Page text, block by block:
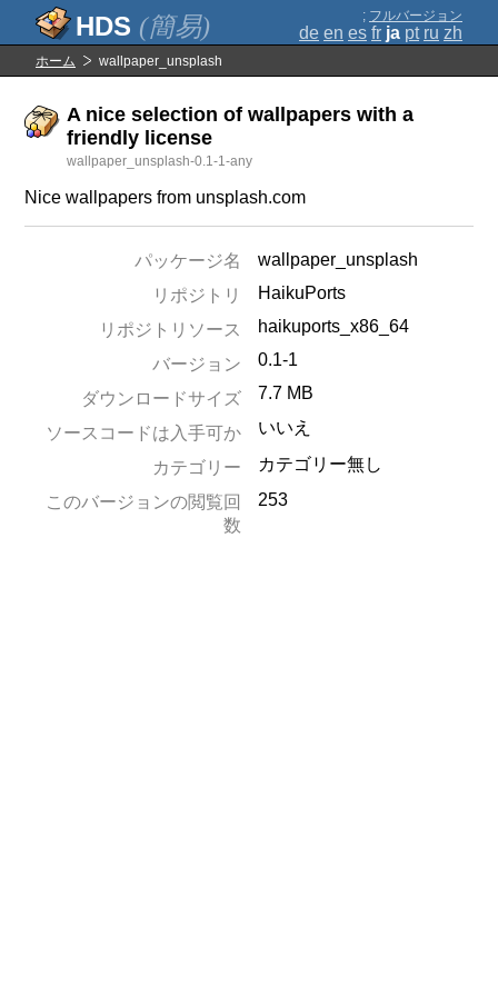
(簡易) ; フルバージョン
de en es fr ja pt ru zh
ホーム wallpaper_unsplash
A nice selection of wallpapers with a
friendly license
wallpaper_unsplash-0.1-1-any
Nice wallpapers from unsplash.com
パッケージ名
wallpaper_unsplash
リポジトリ
HaikuPorts
リポジトリソース
haikuports_x86_64
バージョン
0.1-1
ダウンロードサイズ 7.7 MB
ソースコードは入手可か いいえ
カテゴリー
カテゴリー無し
このバージョンの閲覧回
数
253